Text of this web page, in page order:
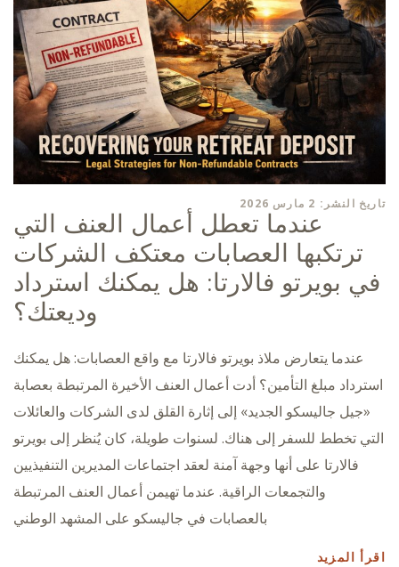
تاريخ النشر: 2 مارس 2026
عندما تعطل أعمال العنف التي
ترتكبها العصابات معتكف الشركات
في بويرتو فالارتا: هل يمكنك استرداد
وديعتك؟
عندما يتعارض ملاذ بويرتو فالارتا مع واقع العصابات: هل يمكنك
استرداد مبلغ التأمين؟ أدت أعمال العنف الأخيرة المرتبطة بعصابة
«جيل جاليسكو الجديد» إلى إثارة القلق لدى الشركات والعائلات
التي تخطط للسفر إلى هناك. لسنوات طويلة، كان يُنظر إلى بويرتو
فالارتا على أنها وجهة آمنة لعقد اجتماعات المديرين التنفيذيين
والتجمعات الراقية. عندما تهيمن أعمال العنف المرتبطة
بالعصابات في جاليسكو على المشهد الوطني
اقرأ المزيد